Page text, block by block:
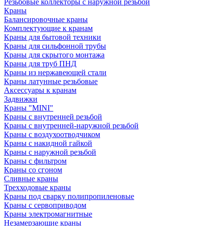
Краны
Балансировочные краны
Комплектующие к кранам
Краны для бытовой техники
Краны для сильфонной трубы
Краны для скрытого монтажа
Краны для труб ПНД
Краны из нержавеющей стали
Краны латунные резьбовые
Аксессуары к кранам
Задвижки
Краны "MINI"
Краны с внутренней резьбой
Краны с внутренней-наружной резьбой
Краны с воздухоотводчиком
Краны с накидной гайкой
Краны с наружной резьбой
Краны с фильтром
Краны со сгоном
Сливные краны
Трехходовые краны
Краны под сварку полипропиленовые
Краны с сервоприводом
Краны электромагнитные
Незамерзающие краны